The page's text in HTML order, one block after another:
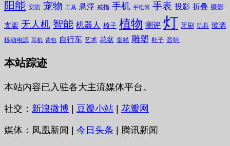
阳能 安防 宠物 工具 悬浮 戒指 手机 手电筒 手表 投影 折叠 摄影
支架 无人机 智能 机器人 椅子 植物 测评 灯 牙刷 玩具 玻璃
移动电源 耳机 背包 自行车 艺术 花盆 蛋糕 雕塑 鞋子 音响
本站踪迹
本站内容已入驻各大主流媒体平台。
社交： 新浪微博 豆瓣小站 花瓣网
媒体：凤凰新闻 | 今日头条 | 腾讯新闻